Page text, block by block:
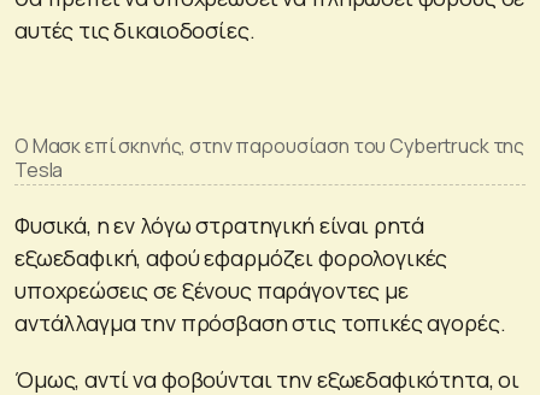
αυτές τις δικαιοδοσίες.
Ο Μασκ επί σκηνής, στην παρουσίαση του Cybertruck της
Tesla
Φυσικά, η εν λόγω στρατηγική είναι ρητά
εξωεδαφική, αφού εφαρμόζει φορολογικές
υποχρεώσεις σε ξένους παράγοντες με
αντάλλαγμα την πρόσβαση στις τοπικές αγορές.
Όμως, αντί να φοβούνται την εξωεδαφικότητα, οι